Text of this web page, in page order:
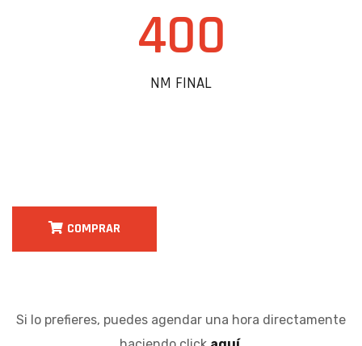
400
NM FINAL
COMPRAR
Si lo prefieres, puedes agendar una hora directamente